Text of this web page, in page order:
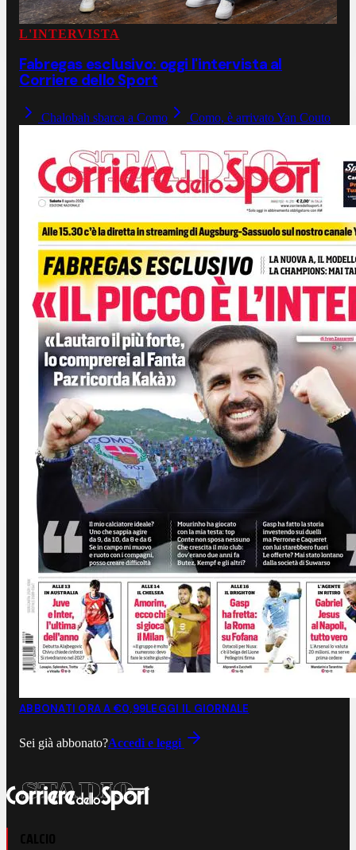
L'INTERVISTA
Fabregas esclusivo: oggi l'intervista al
Corriere dello Sport
Chalobah sbarca a Como Como, è arrivato Yan Couto
ABBONATI ORA A €0,99LEGGI IL GIORNALE
Sei già abbonato?Accedi e leggi